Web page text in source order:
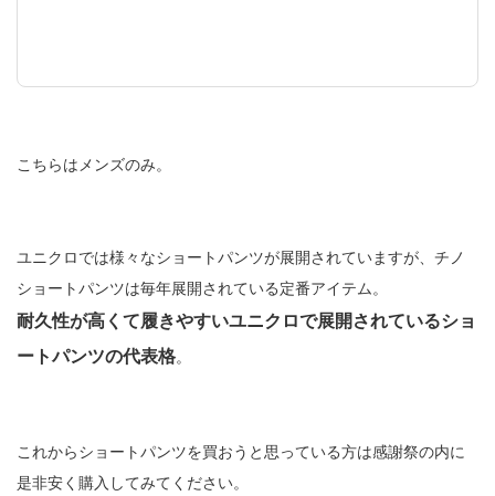
こちらはメンズのみ。
ユニクロでは様々なショートパンツが展開されていますが、チノ
ショートパンツは毎年展開されている定番アイテム。
耐久性が高くて履きやすいユニクロで展開されているショ
ートパンツの代表格。
これからショートパンツを買おうと思っている方は感謝祭の内に
是非安く購入してみてください。